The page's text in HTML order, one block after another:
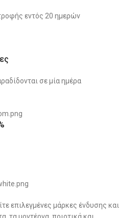
εντός 20 ημερών
σε μία ημέρα
επιλεγμένες μάρκες ένδυσης και